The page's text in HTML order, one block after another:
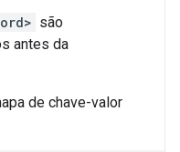
são
antes da
de chave-valor